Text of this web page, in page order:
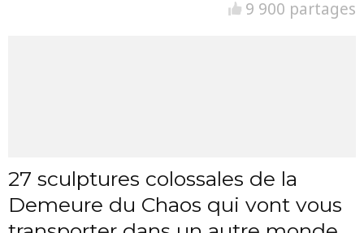
9 900 partages
27 sculptures colossales de la
Demeure du Chaos qui vont vous